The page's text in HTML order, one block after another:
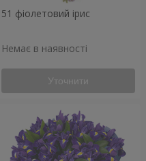
51 фіолетовий ірис
Немає в наявності
Уточнити